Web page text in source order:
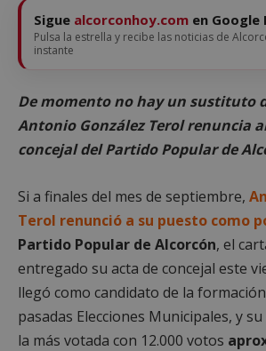
Sigue alcorconhoy.com en Google
Pulsa la estrella y recibe las noticias de
instante
De momento no hay un sustituto
Antonio González Terol renuncia
concejal del Partido Popular de
Si a finales del mes de septiembre,
Terol renunció a su puesto como
Partido Popular de Alcorcón, el
entregado su acta de concejal este
llegó como candidato de la
pasadas Elecciones Municipales, y
la más votada con 12.000 votos